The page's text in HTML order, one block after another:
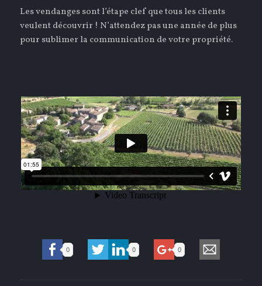
Les vendanges sont l’étape clef que tous les clients
veulent découvrir ! N’attendez pas une année de plus
pour sublimer la communication de votre propriété.
0 0 0